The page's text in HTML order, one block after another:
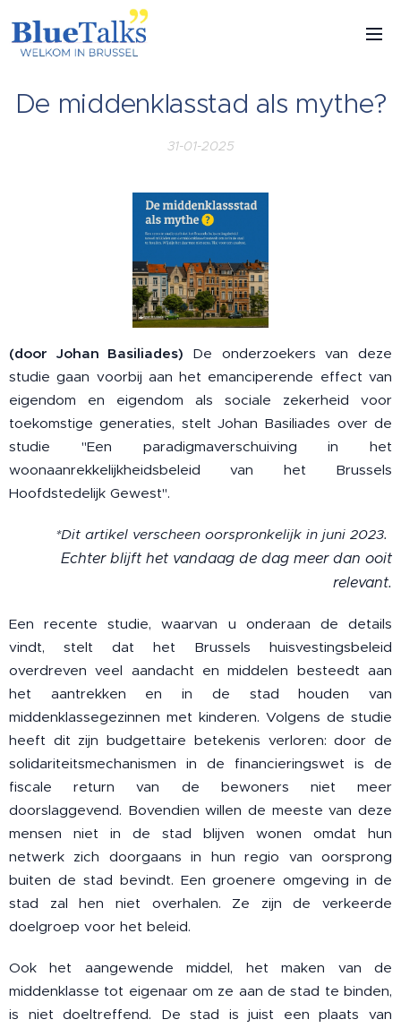
De middenklasstad als mythe?
31-01-2025
(door Johan Basiliades) De onderzoekers van deze
studie gaan voorbij aan het emanciperende effect van
eigendom en eigendom als sociale zekerheid voor
toekomstige generaties, stelt Johan Basiliades over de
studie "Een paradigmaverschuiving in het
woonaanrekkelijkheidsbeleid van het Brussels
Hoofdstedelijk Gewest".
*Dit artikel verscheen oorspronkelijk in juni 2023.
Echter blijft het vandaag de dag meer dan ooit
relevant.
Een recente studie, waarvan u onderaan de details
vindt, stelt dat het Brussels huisvestingsbeleid
overdreven veel aandacht en middelen besteedt aan
het aantrekken en in de stad houden van
middenklassegezinnen met kinderen. Volgens de studie
heeft dit zijn budgettaire betekenis verloren: door de
solidariteitsmechanismen in de financieringswet is de
fiscale return van de bewoners niet meer
doorslaggevend. Bovendien willen de meeste van deze
mensen niet in de stad blijven wonen omdat hun
netwerk zich doorgaans in hun regio van oorsprong
buiten de stad bevindt. Een groenere omgeving in de
stad zal hen niet overhalen. Ze zijn de verkeerde
doelgroep voor het beleid.
Ook het aangewende middel, het maken van de
middenklasse tot eigenaar om ze aan de stad te binden,
is niet doeltreffend. De stad is juist een plaats van